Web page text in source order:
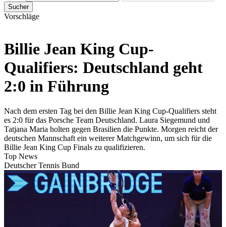
Sucher
Vorschläge
Billie Jean King Cup-
Qualifiers: Deutschland geht
2:0 in Führung
Nach dem ersten Tag bei den Billie Jean King Cup-Qualifiers steht
es 2:0 für das Porsche Team Deutschland. Laura Siegemund und
Tatjana Maria holten gegen Brasilien die Punkte. Morgen reicht der
deutschen Mannschaft ein weiterer Matchgewinn, um sich für die
Billie Jean King Cup Finals zu qualifizieren.
Top News
Deutscher Tennis Bund